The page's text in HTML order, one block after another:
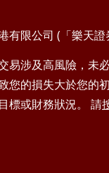
有限公司 (「樂天
易涉及高風險，未
您的損失大於您的
標或財務狀況。 請